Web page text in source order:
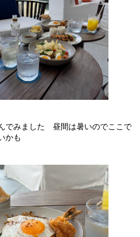
でみました 昼間は暑いのでここで
かも